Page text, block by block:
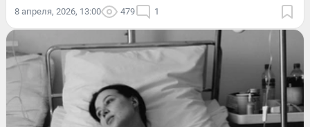
8 апреля, 2026, 13:00 479 1